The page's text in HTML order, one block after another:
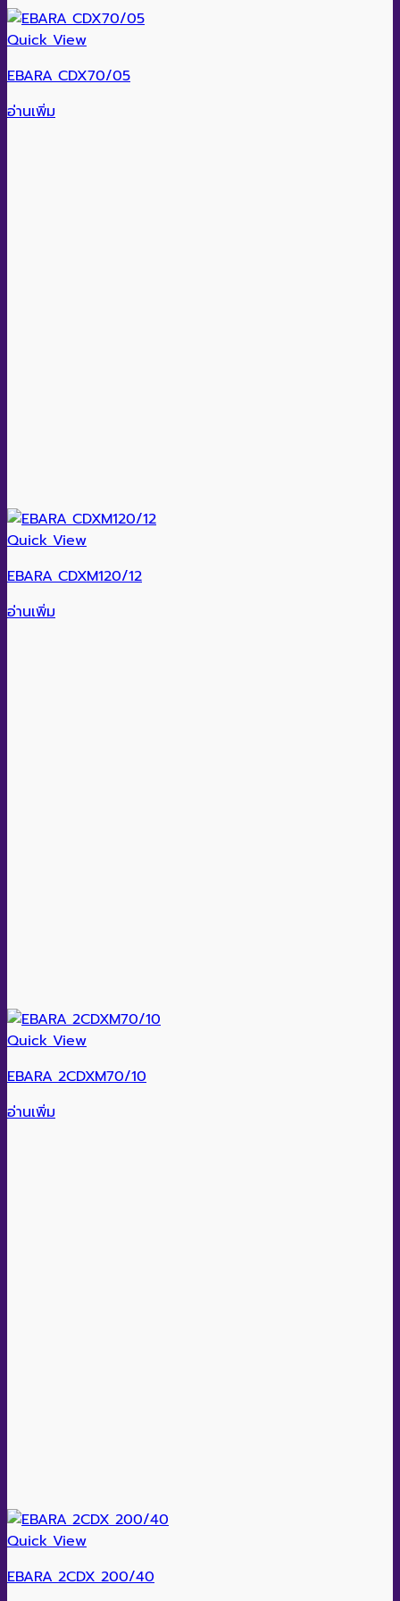
Quick View
EBARA CDX70/05
อ่านเพิ่ม
Quick View
EBARA CDXM120/12
อ่านเพิ่ม
Quick View
EBARA 2CDXM70/10
อ่านเพิ่ม
Quick View
EBARA 2CDX 200/40